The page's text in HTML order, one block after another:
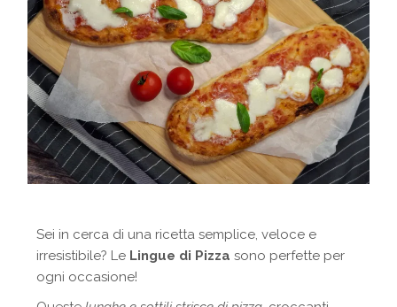
Sei in cerca di una ricetta semplice, veloce e
irresistibile? Le Lingue di Pizza sono perfette per
ogni occasione!